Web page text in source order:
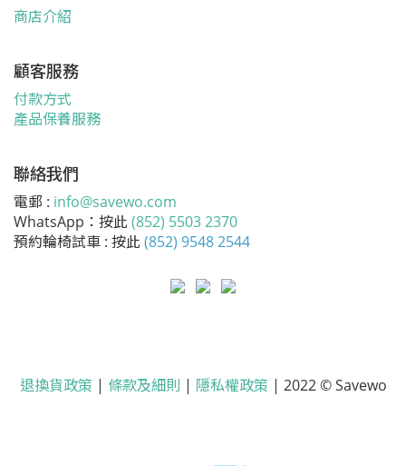
商店介紹
顧客服務
付款方式
產品保養服務
聯絡我們
電郵 : info@savewo.com
WhatsApp：按此 (852) 5503 2370
預約輪椅試車 : 按此 (852) 9548 2544
退換貨政策 | 條款及細則 | 隱私權政策 | 2022 © Savewo